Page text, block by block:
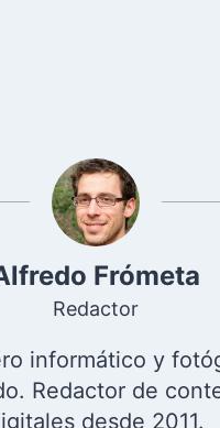
Frómeta
Redactor
informático y
Redactor de
desde 2011.